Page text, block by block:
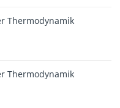
Thermodynamik
Thermodynamik